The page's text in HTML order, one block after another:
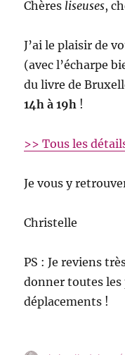
Chères liseuses,
J’ai le plaisir de
(avec l’écharpe
du livre de
14h à 19h !
>> Tous les
Je vous y
Christelle
PS : Je reviens
donner toutes les
déplacements !